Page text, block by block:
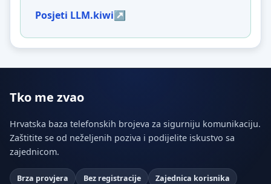
Posjeti LLM.kiwi
Tko me zvao
Hrvatska baza telefonskih brojeva za sigurniju komunikaciju.
Zaštitite se od neželjenih poziva i podijelite iskustvo sa
zajednicom.
Brza provjera Bez registracije Zajednica korisnika